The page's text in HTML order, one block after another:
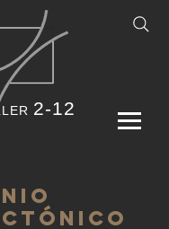
2-12